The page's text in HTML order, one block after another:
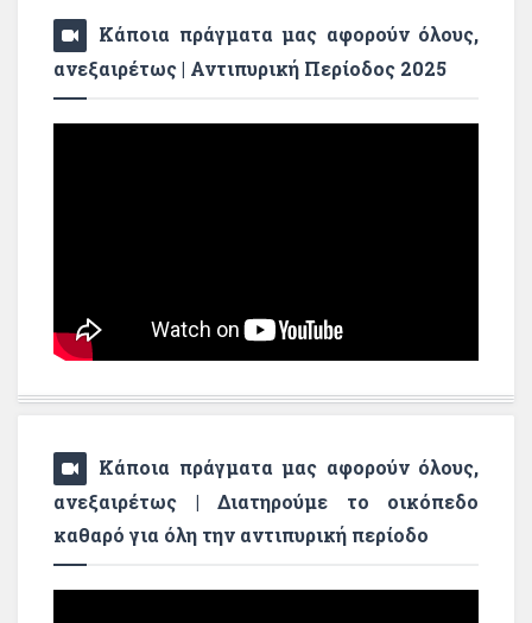
Κάποια πράγματα μας αφορούν όλους,
ανεξαιρέτως | Αντιπυρική Περίοδος 2025
Κάποια πράγματα μας αφορούν όλους,
ανεξαιρέτως | Διατηρούμε το οικόπεδο
καθαρό για όλη την αντιπυρική περίοδο